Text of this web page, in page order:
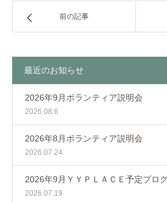
前の記事
最近のお知らせ
2026年9月ボランティア説明会
2026.08.6
2026年8月ボランティア説明会
2026.07.24
2026年9月ＹＹＰＬＡＣＥ予定プロ
2026.07.19